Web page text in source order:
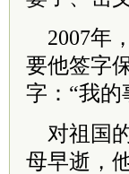
2007年
要他签字
字：“我
对祖国
母早逝，